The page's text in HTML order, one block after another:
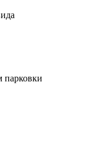
парковки